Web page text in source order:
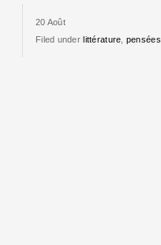
20 Août
Filed underlittérature pensées